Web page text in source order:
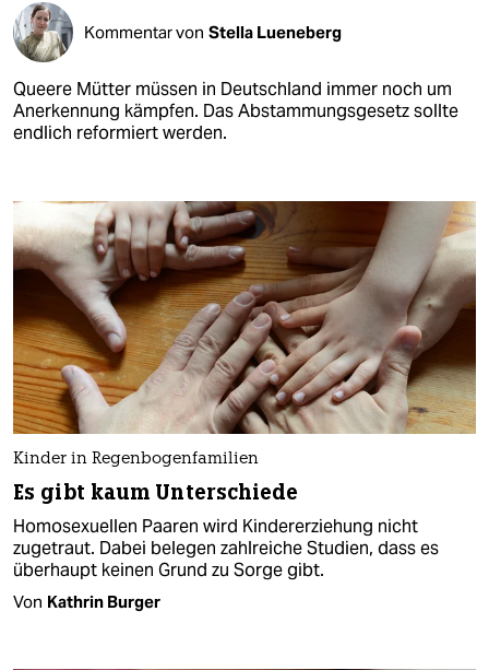
Kommentar von Stella Lueneberg
Queere Mütter müssen in Deutschland immer noch um
Anerkennung kämpfen. Das Abstammungsgesetz sollte
endlich reformiert werden.
Kinder in Regenbogenfamilien
Es gibt kaum Unterschiede
Homosexuellen Paaren wird Kindererziehung nicht
zugetraut. Dabei belegen zahlreiche Studien, dass es
überhaupt keinen Grund zu Sorge gibt.
Von Kathrin Burger